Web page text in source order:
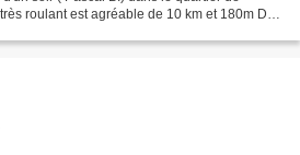
roulant est agréable de 10 km et 180m D+